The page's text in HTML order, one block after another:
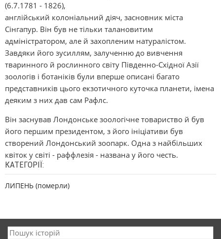
(6.7.1781 - 1826),
англійський колоніальний діяч, засновник міста
Сінгапур. Він був не тільки талановитим
адміністратором, але й захопленим натуралістом.
Завдяки його зусиллям, залученню до вивчення
тваринного й рослинного світу Південно-Східної Азії
зоологів і ботаніків були вперше описані багато
представників цього екзотичного куточка планети, імена
деяким з них дав сам Рафлс.
Він заснував Лондонське зоологічне товариство й був
його першим президентом, з його ініціативи був
створений Лондонський зоопарк. Одна з найбільших
квіток у світі - раффлезія - названа у його честь.
КАТЕГОРІЇ:
ЛИПЕНЬ (померли)